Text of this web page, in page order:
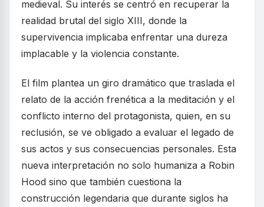
medieval. Su interés se centró en recuperar la
realidad brutal del siglo XIII, donde la
supervivencia implicaba enfrentar una dureza
implacable y la violencia constante.
El film plantea un giro dramático que traslada el
relato de la acción frenética a la meditación y el
conflicto interno del protagonista, quien, en su
reclusión, se ve obligado a evaluar el legado de
sus actos y sus consecuencias personales. Esta
nueva interpretación no solo humaniza a Robin
Hood sino que también cuestiona la
construcción legendaria que durante siglos ha